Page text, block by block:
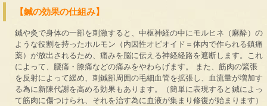
【鍼の効果の仕組み】
鍼や灸で身体の一部を刺激すると、中枢神経の中にモルヒネ（麻酔）の
ような役割を持ったホルモン（内因性オピオイド＝体内で作られる鎮痛
薬）が放出されるため、痛みを脳に伝える神経経路を遮断します。これ
によって、腰痛・膝痛などの痛みをやわらげます。 また、筋肉の緊張
を反射によって緩め、刺鍼部周囲の毛細血管を拡張し、血流量が増加す
る為に新陳代謝を高める効果もあります。（簡単に表現すると鍼によっ
て筋肉に傷つけられ、それを治す為に血液が集まり修復が始まります）